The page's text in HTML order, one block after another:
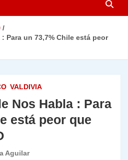
Para un 73,7% Chile está peor
VALDIVIA
Nos Habla : Para
está peor que
Aguilar